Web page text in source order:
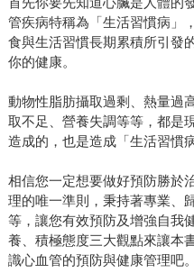
管疾病特稱為「生活習慣病」
食與生活習慣長期累積所引發
你的健康。
動物性脂肪攝取過剩、熱量過
取不足、營養失調等等，都是
造成的，也是造成「生活習慣
相信您一定想要做好預防勝於
理的唯一準則，秉持著專業、
等，讓您有效預防及增強自我
養、積極態度三大觀點來讓本
識心血管的預防與健康管理吧。